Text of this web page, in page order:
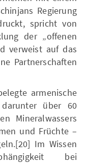
Regierung
spricht von
der „offenen
verweist auf das
Partnerschaften
armenische
über 60
Mineralwassers
und Früchte –
Im Wissen
bei